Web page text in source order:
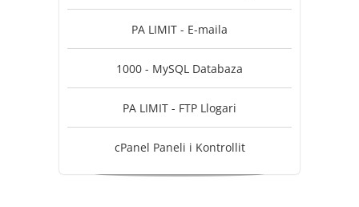
PA LIMIT - E-maila
1000 - MySQL Databaza
PA LIMIT - FTP Llogari
cPanel Paneli i Kontrollit